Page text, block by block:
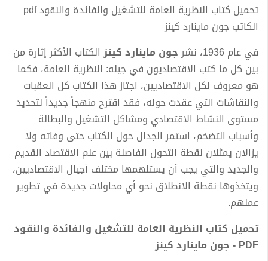
تحميل كتاب النظرية العامة للتشغيل والفائدة والنقود pdf
الكاتب جون ماينارد كينز
في عام 1936، نشر
جون ماينارد كينزالكتاب الأكثر إثارة من
بين كل ما كتب الاقتصاديون في جيله: النظرية العامة، فكما
هو معروف لكل الاقتصاديين، اجتاز هذا الكتاب كل العقبات
والنقاشات التي عقدت حوله، فقد اقترح منهجاً جديداً لتحديد
مستوى النشاط الاقتصادي ومشاكل التشغيل والبطالة
وأسباب التضخم، استمر الجدال حول الكتاب حتى وفاته ولا
يزالان يمثلان نقطة التحول الفاصلة بين علم الاقتصاد القديم
والجديد والتي يجب أن يستلهمها مختلف أجيال الاقتصاديين،
ويتخذوها نقطة الانطلاق نحو أي محاولات جديدة في تطوير
عملهم.
تحميل كتاب النظرية العامة للتشغيل والفائدة والنقود
PDF - جون ماينارد كينز